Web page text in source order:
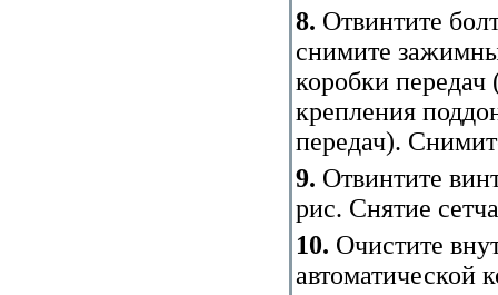
8. Отвинтите
снимите
коробки
крепления
передач).
9. Отвинтите
рис. Снятие
10. Очистите
автоматической